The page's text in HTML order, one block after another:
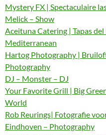
Mystery FX | Spectaculaire
Melick – Show
Aceituna Catering | Tapas
Mediterranean
Hartog Photography |
Photography
DJ – Monster – DJ
Your Favorite Grill | Big
World
Rob Reurings| Fotografie
Eindhoven – Photography